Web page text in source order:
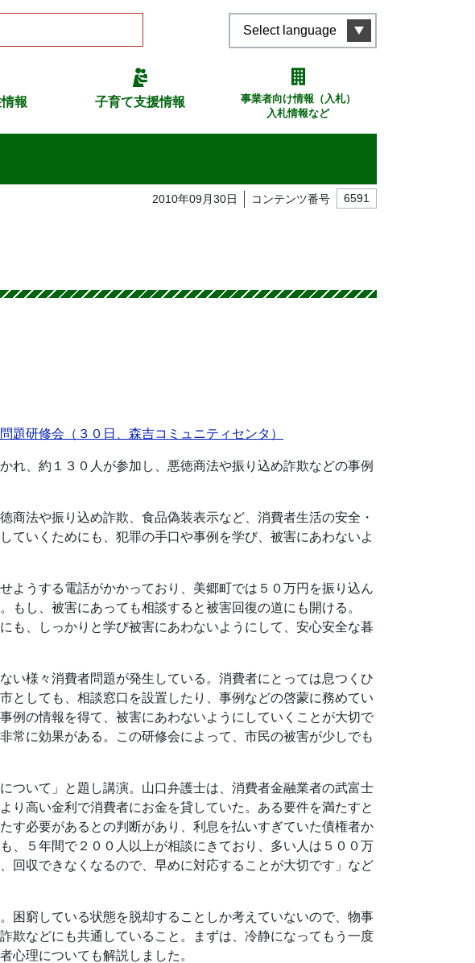
Select language
報 子育て支援情報
事業者向け情報（入札）
入札情報など
2010年09月30日 コンテンツ番号 6591
題研修会（３０日、森吉コミュニティセンタ）
れ、約１３０人が参加し、悪徳商法や振り込め詐欺などの事例
商法や振り込め詐欺、食品偽装表示など、消費者生活の安全・
ていくためにも、犯罪の手口や事例を学び、被害にあわないよ
ようする電話がかかっており、美郷町では５０万円を振り込ん
し、被害にあっても相談すると被害回復の道にも開ける。
も、しっかりと学び被害にあわないようにして、安心安全な暮
い様々消費者問題が発生している。消費者にとっては息つくひ
としても、相談窓口を設置したり、事例などの啓蒙に務めてい
例の情報を得て、被害にあわないようにしていくことが大切で
常に効果がある。この研修会によって、市民の被害が少しでも
ついて」と題し講演。山口弁護士は、消費者金融業者の武富士
り高い金利で消費者にお金を貸していた。ある要件を満たすと
す必要があるとの判断があり、利息を払いすぎていた債権者か
、５年間で２００人以上が相談にきており、多い人は５００万
回収できなくなるので、早めに対応することが大切です」など
困窮している状態を脱却することしか考えていないので、物事
欺などにも共通していること。まずは、冷静になってもう一度
心理についても解説しました。